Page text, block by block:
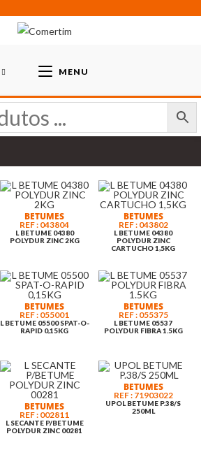
MENU
BETUMES
REF : 043804
L BETUME 04380
POLYDUR ZINC 2KG
BETUMES
REF : 043802
L BETUME 04380
POLYDUR ZINC
CARTUCHO 1,5KG
BETUMES
REF : 055001
L BETUME 05500 SPAT-O-
RAPID 0,15KG
BETUMES
REF : 055375
L BETUME 05537
POLYDUR FIBRA 1.5KG
BETUMES
REF : 002811
L SECANTE P/BETUME
POLYDUR ZINC 00281
BETUMES
REF : 71903022
UPOL BETUME P.38/S
250ML